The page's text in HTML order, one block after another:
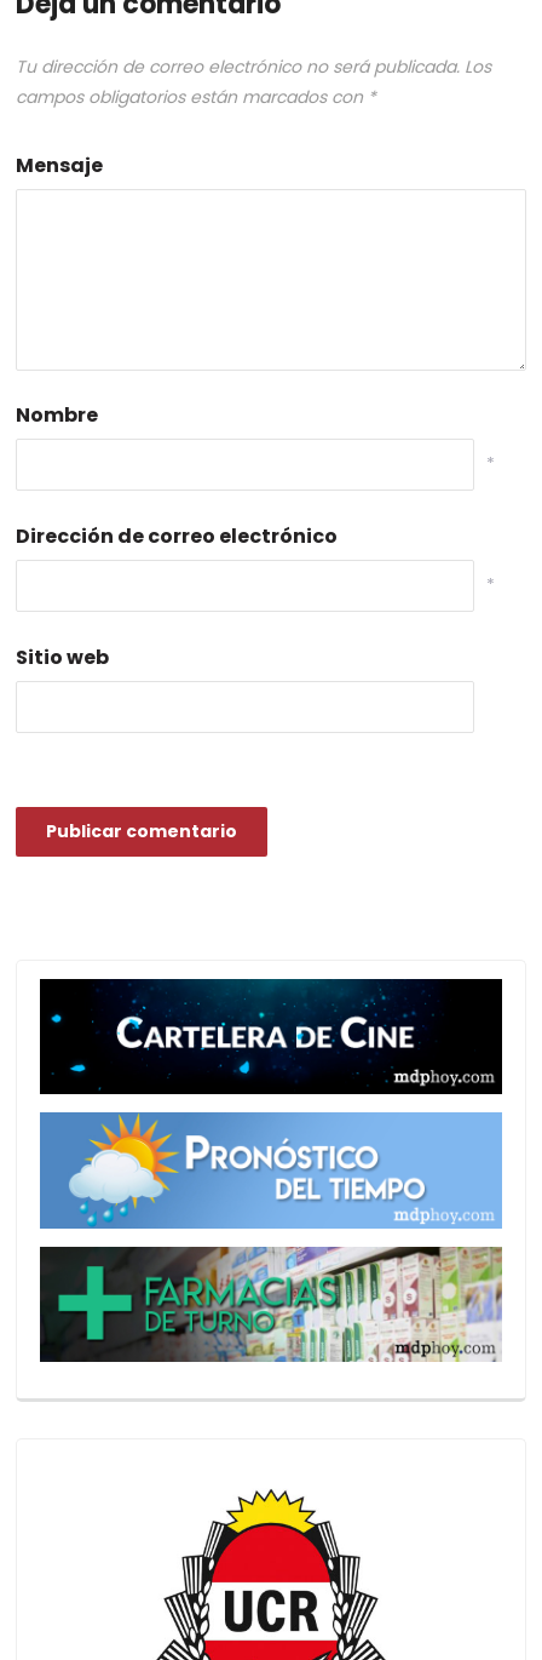
Tu dirección de correo electrónico no será publicada. Los
campos obligatorios están marcados con *
Mensaje
Nombre
*
Dirección de correo electrónico
*
Sitio web